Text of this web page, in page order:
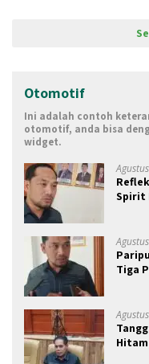
Otomotif
Ini adalah contoh
otomotif, anda bisa
widget.
Spirit
Tiga